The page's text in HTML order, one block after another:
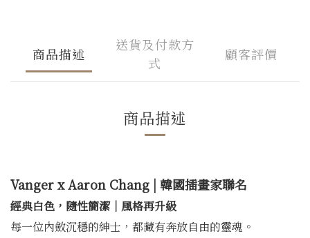
商品描述
送貨及付款方
式
顧客評價
商品描述
Vanger x Aaron Chang | 韓國插畫家聯名
經典白色，隨性簡潔｜風格再升級
每一位內斂沉穩的紳士，都藏有奔放自由的靈魂。